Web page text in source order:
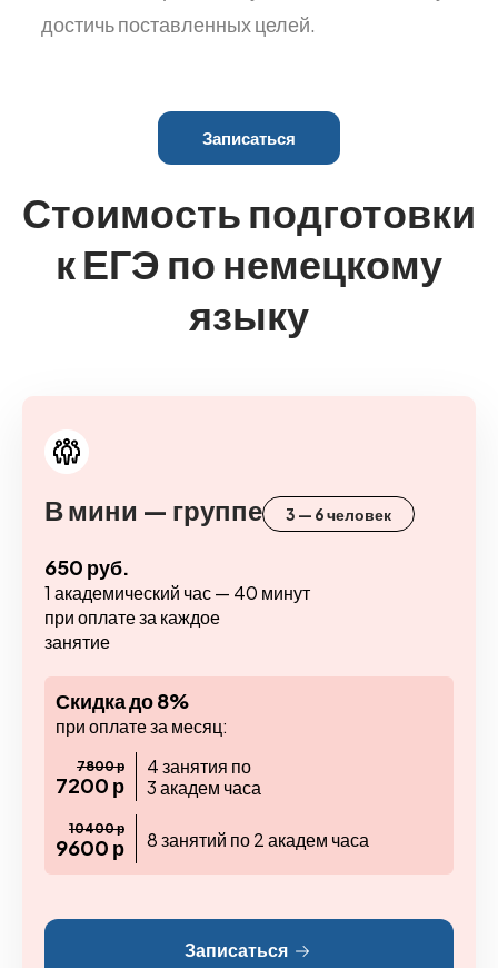
достичь поставленных целей.
Записаться
Стоимость подготовки
к ЕГЭ по немецкому
языку
В мини — группе 3 — 6 человек
650 руб.
1 академический час — 40 минут
при оплате за каждое
занятие
Скидка до 8%
при оплате за месяц:
7800 р
7200 р
4 занятия по
3 академ часа
10400 р
9600 р 8 занятий по 2 академ часа
Записаться